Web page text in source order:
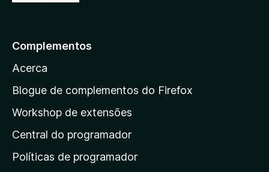
a
a
a
á
g
i
Complementos
Acerca
Blogue de complementos do Firefox
Workshop de extensões
Central do programador
Políticas de programador